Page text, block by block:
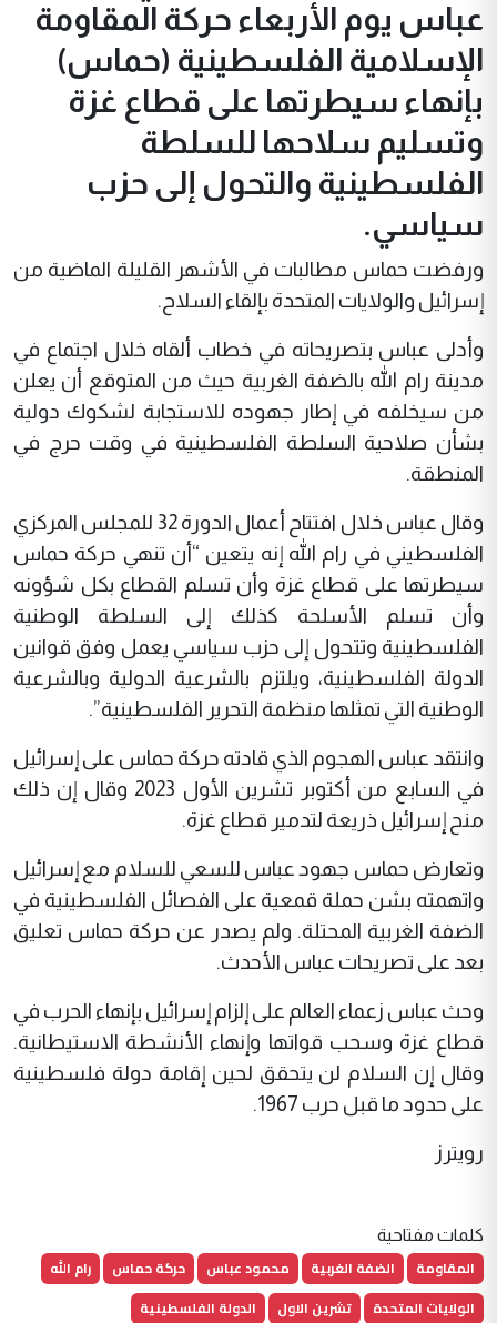
عباس يوم الأربعاء حركة المقاومة
الإسلامية الفلسطينية (حماس)
بإنهاء سيطرتها على قطاع غزة
وتسليم سلاحها للسلطة
الفلسطينية والتحول إلى حزب
سياسي.
ورفضت حماس مطالبات في الأشهر القليلة الماضية من
إسرائيل والولايات المتحدة بإلقاء السلاح.
وأدلى عباس بتصريحاته في خطاب ألقاه خلال اجتماع في
مدينة رام الله بالضفة الغربية حيث من المتوقع أن يعلن
من سيخلفه في إطار جهوده للاستجابة لشكوك دولية
بشأن صلاحية السلطة الفلسطينية في وقت حرج في
المنطقة.
وقال عباس خلال افتتاح أعمال الدورة 32 للمجلس المركزي
الفلسطيني في رام الله إنه يتعين “أن تنهي حركة حماس
سيطرتها على قطاع غزة وأن تسلم القطاع بكل شؤونه
وأن تسلم الأسلحة كذلك إلى السلطة الوطنية
الفلسطينية وتتحول إلى حزب سياسي يعمل وفق قوانين
الدولة الفلسطينية، ويلتزم بالشرعية الدولية وبالشرعية
الوطنية التي تمثلها منظمة التحرير الفلسطينية”.
وانتقد عباس الهجوم الذي قادته حركة حماس على إسرائيل
في السابع من أكتوبر تشرين الأول 2023 وقال إن ذلك
منح إسرائيل ذريعة لتدمير قطاع غزة.
وتعارض حماس جهود عباس للسعي للسلام مع إسرائيل
واتهمته بشن حملة قمعية على الفصائل الفلسطينية في
الضفة الغربية المحتلة. ولم يصدر عن حركة حماس تعليق
بعد على تصريحات عباس الأحدث.
وحث عباس زعماء العالم على إلزام إسرائيل بإنهاء الحرب في
قطاع غزة وسحب قواتها وإنهاء الأنشطة الاستيطانية.
وقال إن السلام لن يتحقق لحين إقامة دولة فلسطينية
على حدود ما قبل حرب 1967.
رويترز
كلمات مفتاحية
المقاومة الضفة الغربية محمود عباس حركة حماس
رام الله
الولايات المتحدة
تشرين الاول الدولة الفلسطينية